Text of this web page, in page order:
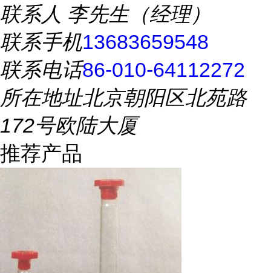
联系人 李先生（经理）
联系手机13683659548
联系电话86-010-64112272
所在地址北京朝阳区北苑路
172号欧陆大厦
推荐产品